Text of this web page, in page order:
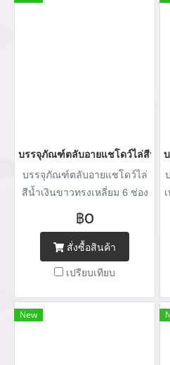
บรรจุภัณฑ์ตลับอายแชโดว์ไล่สีน้ำเ
บรรจุภัณฑ์ตลับอายแชโดว์ไล่
สีน้ำเงินขาวทรงเหลี่ยม 6 ช่อง
เนื้อกระเดษ
฿0
สั่งซื้อสินค้า
เปรียบเทียบ
New